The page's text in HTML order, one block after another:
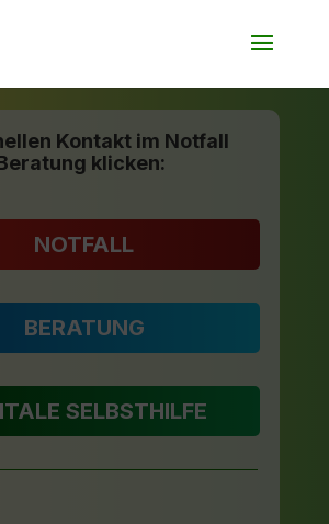
Kontakt im Notfall
klicken:
NOTFALL
BERATUNG
SELBSTHILFE